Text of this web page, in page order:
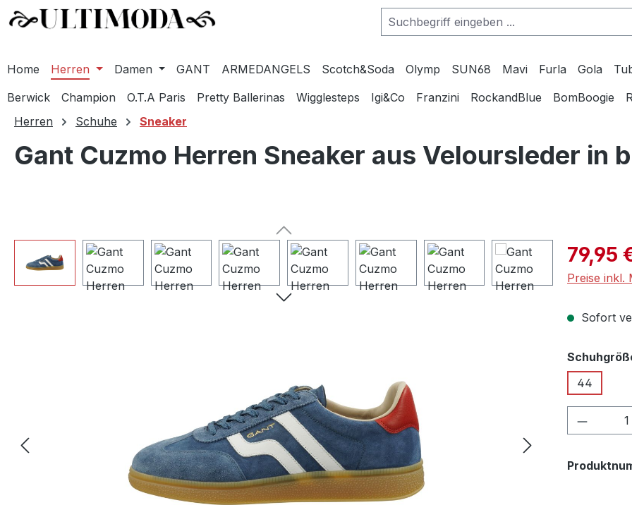
Hauptinhalt springen
Zur Suche springen
Zur Hauptnavigation springen
Home Herren Damen GANT ARMEDANGELS Scotch&Soda Olymp SUN68 Mavi Furla Gola
Berwick
Champion O.T.A Paris Pretty Ballerinas Wigglesteps Igi&Co Franzini RockandBlue BomBoogie
Herren
Schuhe Sneaker
Gant Cuzmo Herren Sneaker aus Veloursleder in
Bildergalerie überspringen 79,95
Preise inkl.
Sofort
44